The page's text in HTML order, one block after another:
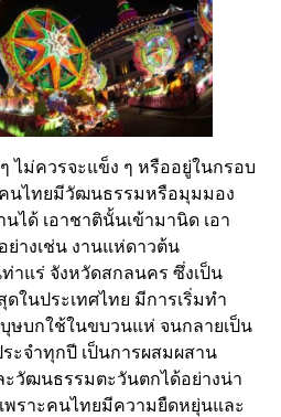
ไม่ควรจะแข็ง ๆ หรืออยู่ในกรอบ
คนไทยมีวัฒนธรรมหรือมุมมอง
ได้ เอาชาตินั้นเข้ามานิด เอา
างเช่น งานแห่ดาวต้น
แร่ จังหวัดสกลนคร ซึ่งเป็น
นประเทศไทย มีการเริ่มทำ
ษบกใช้ในขบวนแห่ จนกลายเป็น
ะจำทุกปี เป็นการผสมผสาน
วัฒนธรรมตะวันตกได้อย่างน่า
พราะคนไทยมีความยืดหยุ่นและ